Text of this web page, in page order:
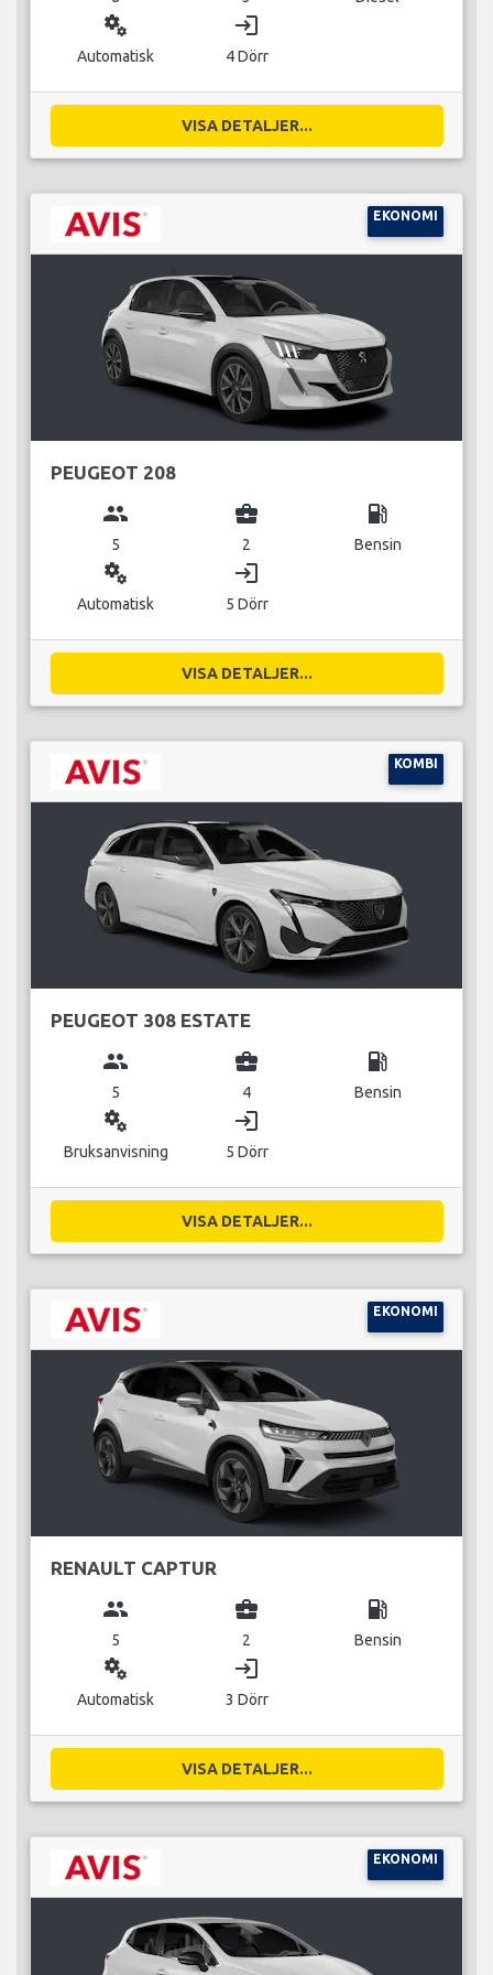
miscellaneous_services
Automatisk
login
4 Dörr
VISA DETALJER...
EKONOMI
PEUGEOT 208
group
5
business_center
2
local_gas_station
Bensin
miscellaneous_services
Automatisk
login
5 Dörr
VISA DETALJER...
KOMBI
PEUGEOT 308 ESTATE
group
5
business_center
4
local_gas_station
Bensin
miscellaneous_services
Bruksanvisning
login
5 Dörr
VISA DETALJER...
EKONOMI
RENAULT CAPTUR
group
5
business_center
2
local_gas_station
Bensin
miscellaneous_services
Automatisk
login
3 Dörr
VISA DETALJER...
EKONOMI